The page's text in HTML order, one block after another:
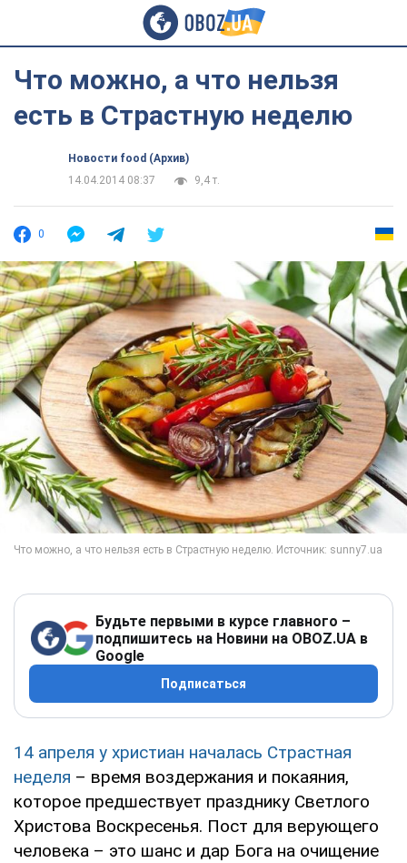
Что можно, а что нельзя
есть в Страстную неделю
Новости food (Архив)
14.04.2014 08:37
9,4 т.
0
Будьте первыми в курсе главного –
подпишитесь на Новини на OBOZ.UA в
Google
Подписаться
14 апреля у христиан началась Страстная
неделя – время воздержания и покаяния,
которое предшествует празднику Светлого
Христова Воскресенья. Пост для верующего
человека – это шанс и дар Бога на очищение